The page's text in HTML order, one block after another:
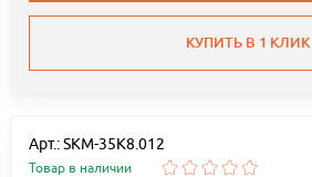
КУПИТЬ В 1 КЛИК
Арт.: SKM-35K8.012
Товар в наличии